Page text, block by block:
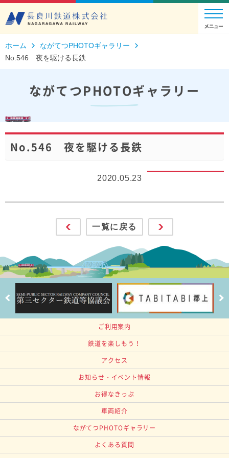
ホーム
ながてつPHOTOギャラリー
No.546 夜を駆ける長鉄
ながてつPHOTOギャラリー
No.546 夜を駆ける長鉄
2020.05.23
一覧に戻る
ご利用案内
鉄道を楽しもう！
アクセス
お知らせ・イベント情報
お得なきっぷ
車両紹介
ながてつPHOTOギャラリー
よくある質問